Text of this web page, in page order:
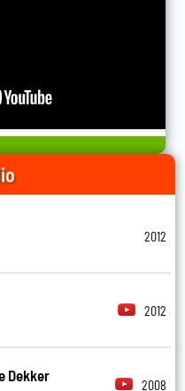
2012
2012
Dekker
2008